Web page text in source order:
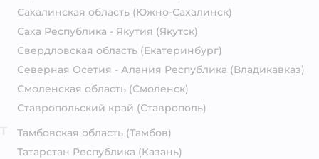
Сахалинская область (Южно-Сахалинск)
Саха Республика - Якутия (Якутск)
Свердловская область (Екатеринбург)
Северная Осетия - Алания Республика (Владикавказ)
Смоленская область (Смоленск)
Ставропольский край (Ставрополь)
Тамбовская область (Тамбов)
Татарстан Республика (Казань)